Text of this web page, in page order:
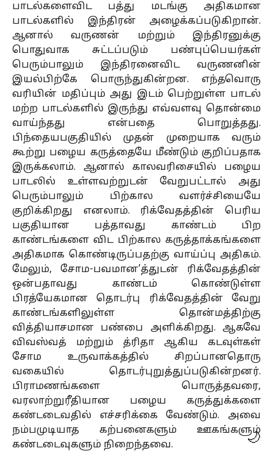
பாடல்களைவிட பத்து மடங்கு அதிகமான
பாடல்களில் இந்திரன் அழைக்கப்படுகிறான்.
ஆனால் வருணன் மற்றும் இந்திரனுக்கு
பொதுவாக சுட்டப்படும் பண்புப்பெயர்கள்
பெரும்பாலும் இந்திரனைவிட வருணனின்
இயல்பிற்கே பொருந்துகின்றன. எந்தவொரு
வரியின் மதிப்பும் அது இடம் பெற்றுள்ள பாடல்
மற்ற பாடல்களில் இருந்து எவ்வளவு தொன்மை
வாய்ந்தது என்பதை பொறுத்தது.
பிந்தையபகுதியில் முதன் முறையாக வரும்
கூற்று பழைய கருத்தையே மீண்டும் குறிப்பதாக
இருக்கலாம். ஆனால் காலவரிசையில் பழைய
பாடலில் உள்ளவற்றுடன் வேறுபட்டால் அது
பெரும்பாலும் பிற்கால வளர்ச்சியையே
குறிக்கிறது எனலாம். ரிக்வேதத்தின் பெரிய
பகுதியான பத்தாவது காண்டம் பிற
காண்டங்களை விட பிற்கால கருத்தாக்கங்களை
அதிகமாக கொண்டிருப்பதற்கு வாய்ப்பு அதிகம்.
மேலும், சோம-பவமான’த்துடன் ரிக்வேதத்தின்
ஒன்பதாவது காண்டம் கொண்டுள்ள
பிரத்யேகமான தொடர்பு ரிக்வேதத்தின் வேறு
காண்டங்களிலுள்ள தொன்மத்திற்கு
வித்தியாசமான பண்பை அளிக்கிறது. ஆகவே
விவஸ்வத் மற்றும் த்ரிதா ஆகிய கடவுள்கள்
சோம உருவாக்கத்தில் சிறப்பானதொரு
வகையில் தொடர்புறுத்துப்படுகின்றனர்.
பிராமணங்களை பொருத்தவரை,
வரலாற்றுரீதியான பழைய கருத்துக்களை
கண்டடைவதில் எச்சரிக்கை வேண்டும். அவை
நம்பமுடியாத கற்பனைகளும் ஊகங்களும்
கண்டடைவுகளும் நிறைந்தவை.
🌙